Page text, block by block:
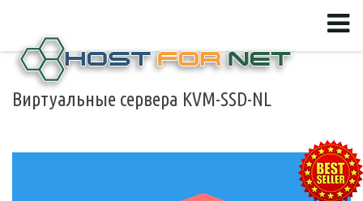
Виртуальные сервера KVM-SSD-NL